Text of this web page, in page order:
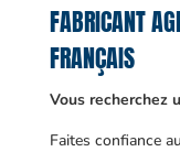
FABRICANT
FRANÇAIS
Vous recherchez
Faites confiance